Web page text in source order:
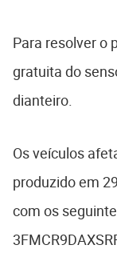
Para resolver o
gratuita do
dianteiro.
Os veículos
produzido em
com os